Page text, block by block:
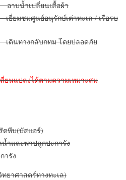
บน้ำเปลี่ยนเสื้อผ้า
มชมศูนย์อนุรักษ์เต่าทะเล / เรือรบ
ทางกลับกทม โดยปลอดภัย
ยนแปลงได้ตามความเหมาะสม
ตหีบ(บัสแอร์)
ำและพาปลูกปะการัง
ารัง
ยาศาสตร์ทางทะเล)